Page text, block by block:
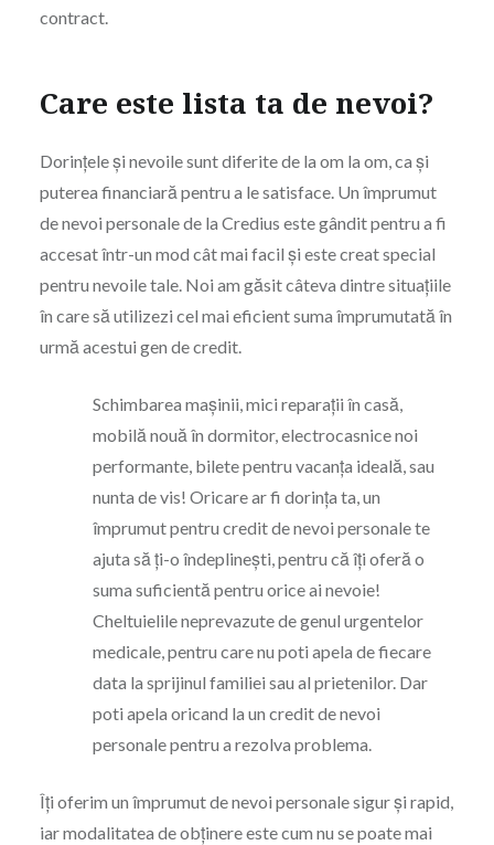
contract.
Care este lista ta de nevoi?
Dorințele și nevoile sunt diferite de la om la om, ca și
puterea financiară pentru a le satisface. Un împrumut
de nevoi personale de la Credius este gândit pentru a fi
accesat într-un mod cât mai facil și este creat special
pentru nevoile tale. Noi am găsit câteva dintre situațiile
în care să utilizezi cel mai eficient suma împrumutată în
urmă acestui gen de credit.
Schimbarea mașinii, mici reparații în casă,
mobilă nouă în dormitor, electrocasnice noi
performante, bilete pentru vacanța ideală, sau
nunta de vis! Oricare ar fi dorința ta, un
împrumut pentru credit de nevoi personale te
ajuta să ți-o îndeplinești, pentru că îți oferă o
suma suficientă pentru orice ai nevoie!
Cheltuielile neprevazute de genul urgentelor
medicale, pentru care nu poti apela de fiecare
data la sprijinul familiei sau al prietenilor. Dar
poti apela oricand la un credit de nevoi
personale pentru a rezolva problema.
Îți oferim un împrumut de nevoi personale sigur și rapid,
iar modalitatea de obținere este cum nu se poate mai